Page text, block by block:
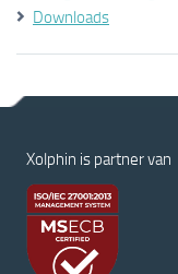
Downloads
Xolphin is partner van